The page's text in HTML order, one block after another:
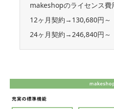
makeshopのライセンス費
12ヶ月契約→130,680円～
24ヶ月契約→246,840円～